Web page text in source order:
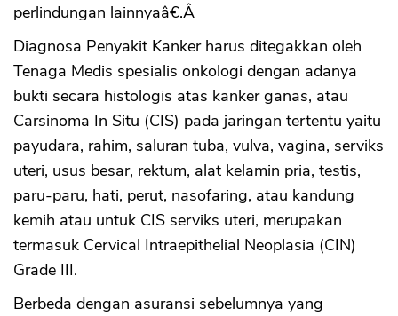
perlindungan lainnyaâ€.Â
Diagnosa Penyakit Kanker harus ditegakkan oleh
Tenaga Medis spesialis onkologi dengan adanya
bukti secara histologis atas kanker ganas, atau
Carsinoma In Situ (CIS) pada jaringan tertentu yaitu
payudara, rahim, saluran tuba, vulva, vagina, serviks
uteri, usus besar, rektum, alat kelamin pria, testis,
paru-paru, hati, perut, nasofaring, atau kandung
kemih atau untuk CIS serviks uteri, merupakan
termasuk Cervical Intraepithelial Neoplasia (CIN)
Grade III.
Berbeda dengan asuransi sebelumnya yang